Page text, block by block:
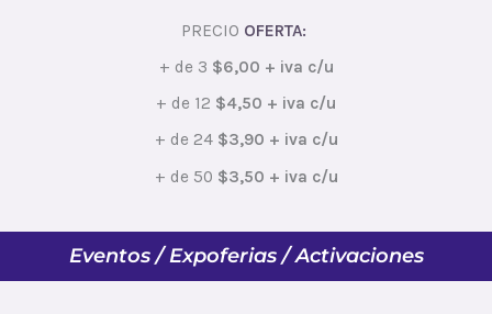
PRECIO OFERTA:
+ de 3 $6,00 + iva c/u
+ de 12 $4,50 + iva c/u
+ de 24 $3,90 + iva c/u
+ de 50 $3,50 + iva c/u
Eventos / Expoferias / Activaciones